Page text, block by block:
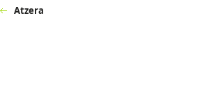
Atzera